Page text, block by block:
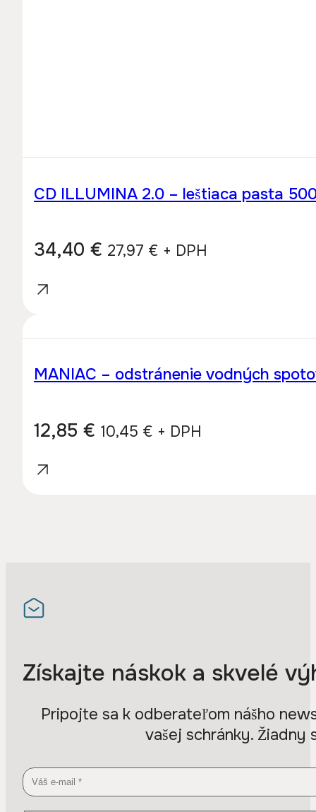
CD ILLUMINA 2.0 – leštiaca pasta
34,40 € 27,97 € + DPH
MANIAC – odstránenie vodných
12,85 € 10,45 € + DPH
Získajte náskok a skvelé
Pripojte sa k odberateľom nášho
vašej schránky. Žiadny